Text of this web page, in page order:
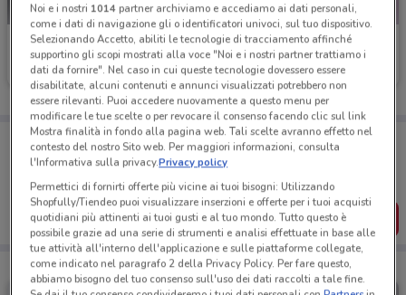
UniCredit
Scade il 31/08 5.8 km
Europ Assistance
Scade il 31/12
Porta DoveConviene sempre con te!
Puoi trovare le migliori offerte dei negozi vicino a te,
salvarle e creare la tua lista del risparmio, comodamente
dal tuo cellulare.
SCARICA L’APP
Noi e i nostri 1014partner archiviamo e accediamo ai dati personali,
come i dati di navigazione gli o identificatori univoci, sul tuo dispositivo.
Selezionando Accetto, abiliti le tecnologie di tracciamento affinché
supportino gli scopi mostrati alla voce "Noi e i nostri partner trattiamo i
dati da fornire". Nel caso in cui queste tecnologie dovessero essere
disabilitate, alcuni contenuti e annunci visualizzati potrebbero non
essere rilevanti. Puoi accedere nuovamente a questo menu per
modificare le tue scelte o per revocare il consenso facendo clic sul link
Mostra finalità in fondo alla pagina web. Tali scelte avranno effetto nel
contesto del nostro Sito web. Per maggiori informazioni, consulta
l'Informativa sulla privacy.Privacy policy
Permettici di fornirti offerte più vicine ai tuoi bisogni: Utilizzando
Shopfully/Tiendeo puoi visualizzare inserzioni e offerte per i tuoi acquisti
quotidiani più attinenti ai tuoi gusti e al tuo mondo. Tutto questo è
possibile grazie ad una serie di strumenti e analisi effettuate in base alle
tue attività all'interno dell'applicazione e sulle piattaforme collegate,
come indicato nel paragrafo 2 della Privacy Policy. Per fare questo,
abbiamo bisogno del tuo consenso sull'uso dei dati raccolti a tale fine.